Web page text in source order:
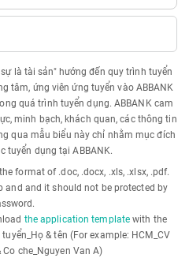
là tài sản" hướng đến quy trình tuyển
tâm, ứng viên ứng tuyển vào ABBANK
quá trình tuyển dụng. ABBANK cam
minh bạch, khách quan, các thông tin
qua mẫu biểu này chỉ nhằm mục đích
tuyển dụng tại ABBANK.
format of .doc, .docx, .xls, .xlsx, .pdf.
and and it should not be protected by
the application template with the
& tên (For example: HCM_CV
Co che_Nguyen Van A)